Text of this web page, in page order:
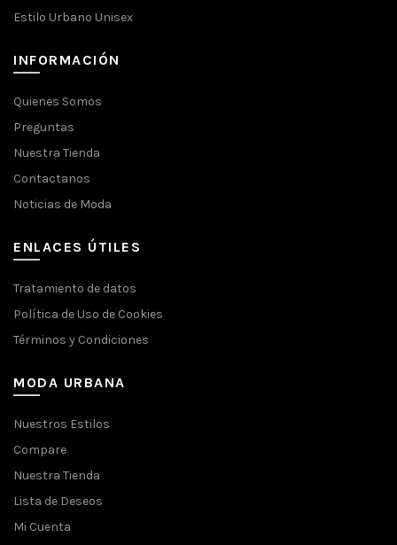
Estilo Urbano Unisex
INFORMACIÓN
Quienes Somos
Preguntas
Nuestra Tienda
Contactanos
Noticias de Moda
ENLACES ÚTILES
Tratamiento de datos
Política de Uso de Cookies
Términos y Condiciones
MODA URBANA
Nuestros Estilos
Compare
Nuestra Tienda
Lista de Deseos
Mi Cuenta